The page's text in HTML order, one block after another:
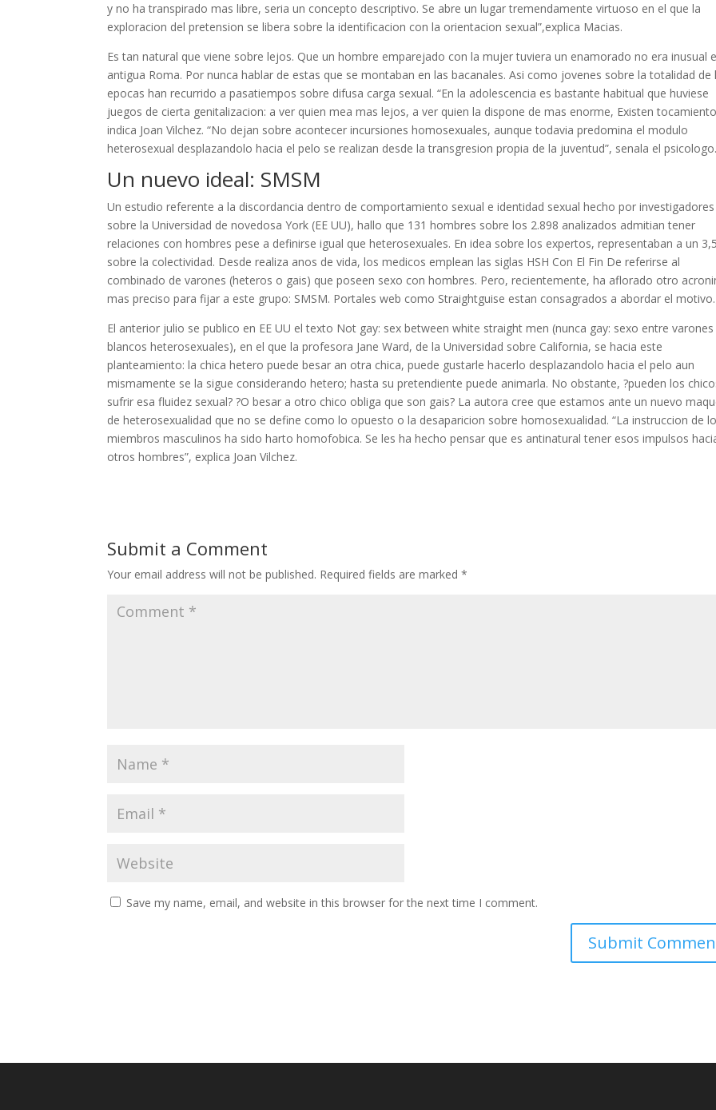
y no ha transpirado mas libre, seri­a un concepto descriptivo. Se abre un lugar tremendamente virtuoso en el que la
exploracion del pretension se libera sobre la identificacion con la orientacion sexual”,explica Macias.
Es tan natural que viene sobre lejos. Que un hombre emparejado con la mujer tuviera un enamorado no era inusual
antigua Roma. Por nunca hablar de estas que se montaban en las bacanales. Asi­ como jovenes sobre la totalidad de
epocas han recurrido a pasatiempos sobre difusa carga sexual. “En la adolescencia es bastante habitual que huviese
juegos de cierta genitalizacion: a ver quien mea mas lejos, a ver quien la dispone de mas enorme, Existen
indica Joan Vilchez. “No dejan sobre acontecer incursiones homosexuales, aunque todavia predomina el modulo
heterosexual desplazandolo hacia el pelo se realizan desde la transgresion propia de la juventud”, senala el psicologo.
Un nuevo ideal: SMSM
Un estudio referente a la discordancia dentro de comportamiento sexual e identidad sexual hecho por investigadores
sobre la Universidad de novedosa York (EE UU), hallo que 131 hombres sobre los 2.898 analizados admitian tener
relaciones con hombres pese a definirse igual que heterosexuales. En idea sobre los expertos, representaban a un
sobre la colectividad. Desde realiza anos de vida, los medicos emplean las siglas HSH Con El Fin De referirse al
combinado de varones (heteros o gais) que poseen sexo con hombres. Pero, recientemente, ha aflorado otro
mas preciso para fijar a este grupo: SMSM. Portales web como Straightguise estan consagrados a abordar el motivo.
El anterior julio se publico en EE UU el texto Not gay: sex between white straight men (nunca gay: sexo entre varones
blancos heterosexuales), en el que la profesora Jane Ward, de la Universidad sobre California, se hacia este
planteamiento: la chica hetero puede besar an otra chica, puede gustarle hacerlo desplazandolo hacia el pelo aun
mismamente se la sigue considerando hetero; hasta su pretendiente puede animarla. No obstante, ?pueden los
sufrir esa fluidez sexual? ?O besar a otro chico obliga que son gais? La autora cree que estamos ante un nuevo
de heterosexualidad que no se define como lo opuesto o la desaparicion sobre homosexualidad. “La instruccion de
miembros masculinos ha sido harto homofobica. Se les ha hecho pensar que es antinatural tener esos impulsos
otros hombres”, explica Joan Vilchez.
Submit a Comment
Your email address will not be published. Required fields are marked*
Save my name, email, and website in this browser for the next time I comment.